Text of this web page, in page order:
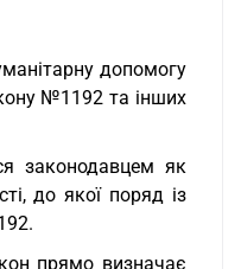
допомогу
№1192 та інших
законодавцем як
до якої поряд із
прямо визначає